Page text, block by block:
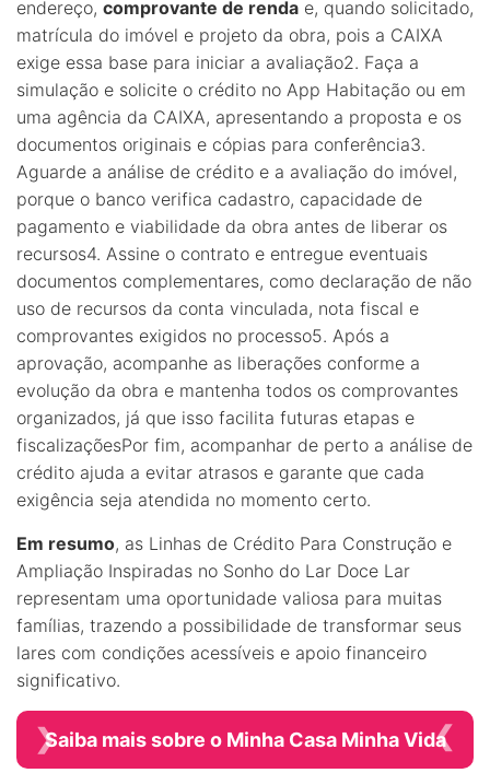
endereço, comprovante de renda e, quando solicitado,
matrícula do imóvel e projeto da obra, pois a CAIXA
exige essa base para iniciar a avaliação2. Faça a
simulação e solicite o crédito no App Habitação ou em
uma agência da CAIXA, apresentando a proposta e os
documentos originais e cópias para conferência3.
Aguarde a análise de crédito e a avaliação do imóvel,
porque o banco verifica cadastro, capacidade de
pagamento e viabilidade da obra antes de liberar os
recursos4. Assine o contrato e entregue eventuais
documentos complementares, como declaração de não
uso de recursos da conta vinculada, nota fiscal e
comprovantes exigidos no processo5. Após a
aprovação, acompanhe as liberações conforme a
evolução da obra e mantenha todos os comprovantes
organizados, já que isso facilita futuras etapas e
fiscalizaçõesPor fim, acompanhar de perto a análise de
crédito ajuda a evitar atrasos e garante que cada
exigência seja atendida no momento certo.
Em resumo, as Linhas de Crédito Para Construção e
Ampliação Inspiradas no Sonho do Lar Doce Lar
representam uma oportunidade valiosa para muitas
famílias, trazendo a possibilidade de transformar seus
lares com condições acessíveis e apoio financeiro
significativo.
Saiba mais sobre o Minha Casa Minha Vida